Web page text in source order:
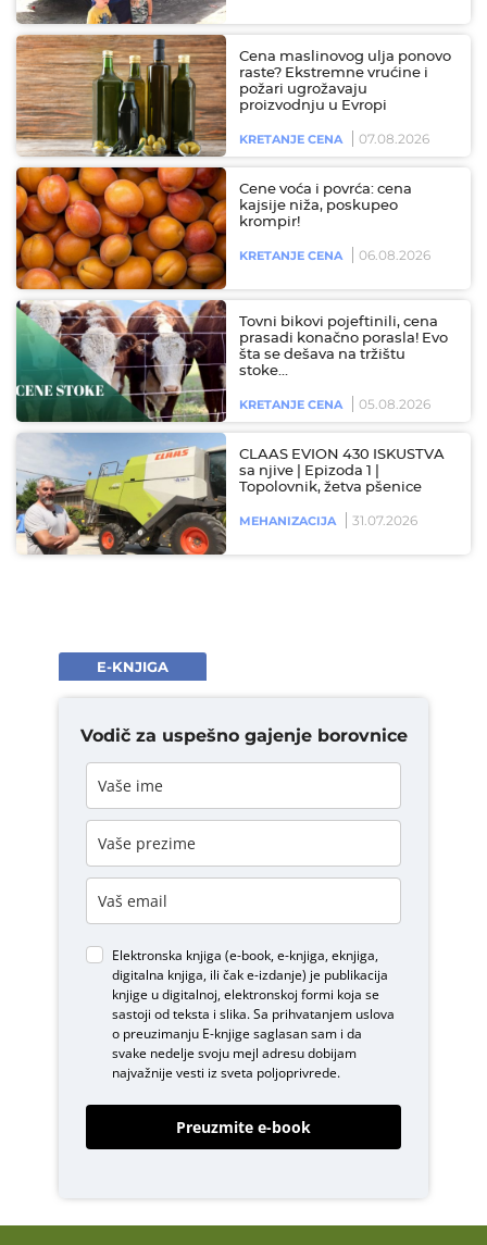
Cena maslinovog ulja ponovo
raste? Ekstremne vrućine i
požari ugrožavaju
proizvodnju u Evropi
KRETANJE CENA 07.08.2026
Cene voća i povrća: cena
kajsije niža, poskupeo
krompir!
KRETANJE CENA 06.08.2026
Tovni bikovi pojeftinili, cena
prasadi konačno porasla! Evo
šta se dešava na tržištu
stoke…
KRETANJE CENA 05.08.2026
CLAAS EVION 430 ISKUSTVA
sa njive | Epizoda 1 |
Topolovnik, žetva pšenice
MEHANIZACIJA 31.07.2026
E-KNJIGA
Vodič za uspešno gajenje borovnice
Elektronska knjiga (e-book, e-knjiga, eknjiga,
digitalna knjiga, ili čak e-izdanje) je publikacija
knjige u digitalnoj, elektronskoj formi koja se
sastoji od teksta i slika. Sa prihvatanjem uslova
o preuzimanju E-knjigesaglasan sam i da
svake nedelje svoju mejl adresu dobijam
najvažnije vesti iz sveta poljoprivrede.
Preuzmite e-book